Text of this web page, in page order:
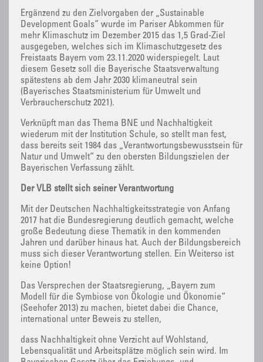
Ergänzend zu den Zielvorgaben der „Sustainable
Development Goals“ wurde im Pariser Abkommen für
mehr Klimaschutz im Dezember 2015 das 1,5 Grad-Ziel
ausgegeben, welches sich im Klimaschutzgesetz des
Freistaats Bayern vom 23.11.2020 widerspiegelt. Laut
diesem Gesetz soll die Bayerische Staatsverwaltung
spätestens ab dem Jahr 2030 klimaneutral sein
(Bayerisches Staatsministerium für Umwelt und
Verbraucherschutz 2021).
Verknüpft man das Thema BNE und Nachhaltigkeit
wiederum mit der Institution Schule, so stellt man fest,
dass bereits seit 1984 das „Verantwortungsbewusstsein für
Natur und Umwelt“ zu den obersten Bildungszielen der
Bayerischen Verfassung zählt.
Der VLB stellt sich seiner Verantwortung
Mit der Deutschen Nachhaltigkeitsstrategie von Anfang
2017 hat die Bundesregierung deutlich gemacht, welche
große Bedeutung diese Thematik in den kommenden
Jahren und darüber hinaus hat. Auch der Bildungsbereich
muss sich dieser Verantwortung stellen. Ein Weiterso ist
keine Option!
Das Versprechen der Staatsregierung, „Bayern zum
Modell für die Symbiose von Ökologie und Ökonomie“
(Seehofer 2013) zu machen, bietet dabei die Chance,
international unter Beweis zu stellen,
dass Nachhaltigkeit ohne Verzicht auf Wohlstand,
Lebensqualität und Arbeitsplätze möglich sein wird. Im